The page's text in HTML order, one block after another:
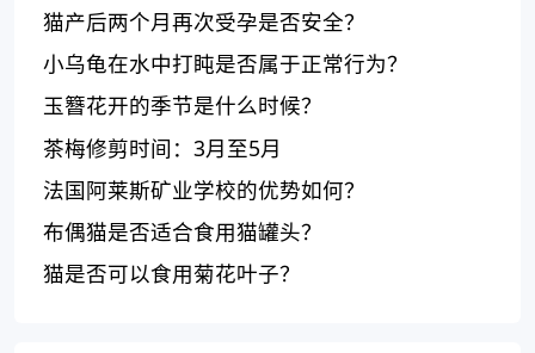
猫产后两个月再次受孕是否安全？
小乌龟在水中打盹是否属于正常行为？
玉簪花开的季节是什么时候？
茶梅修剪时间：3月至5月
法国阿莱斯矿业学校的优势如何？
布偶猫是否适合食用猫罐头？
猫是否可以食用菊花叶子？